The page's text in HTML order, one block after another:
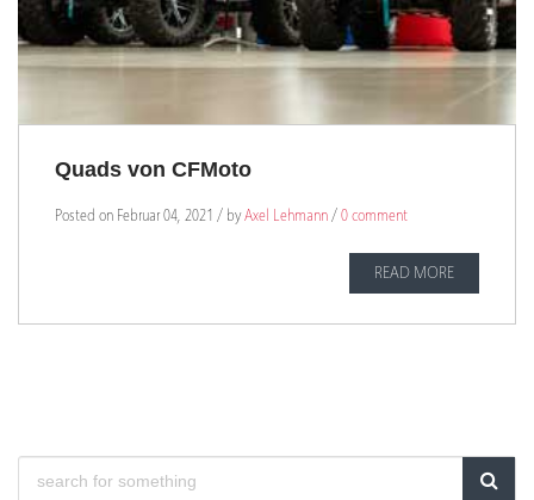
Quads von CFMoto
Posted on Februar 04, 2021 / byAxel Lehmann / 0 comment
READ MORE